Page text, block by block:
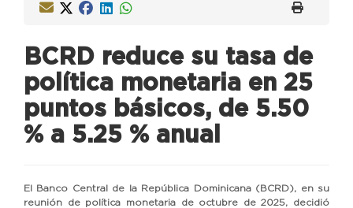
BCRD reduce su tasa de
política monetaria en 25
puntos básicos, de 5.50
% a 5.25 % anual
El Banco Central de la República Dominicana (BCRD), en su
reunión de política monetaria de octubre de 2025, decidió